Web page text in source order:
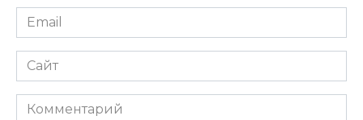
Email
*
Сайт
Комментарий